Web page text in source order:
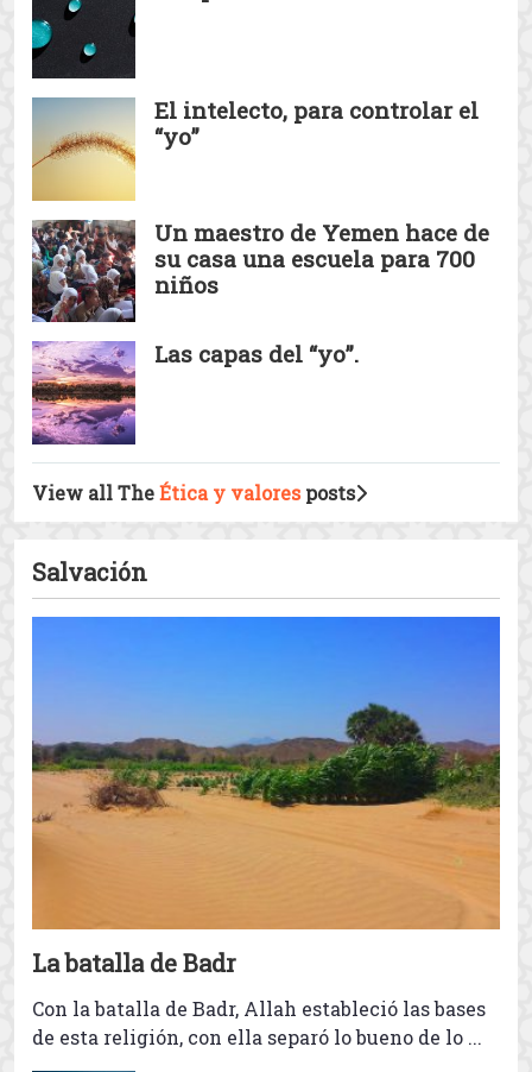
Los límites que conforman la forma
natural del ser humano
La razón por la que estamos aquí, que es también
lo que define nuestra forma exterior es:
avenirnos ...
El equilibrio en la existencia
El intelecto, para controlar el
“yo”
su casa una escuela para 700
Las capas del “yo”.
Salvación